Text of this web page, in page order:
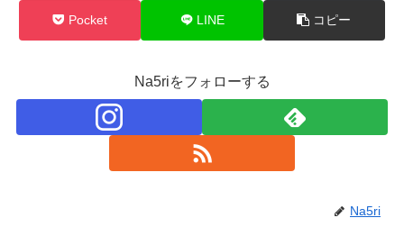
Pocket LINE コピー
Na5riをフォローする
Na5ri